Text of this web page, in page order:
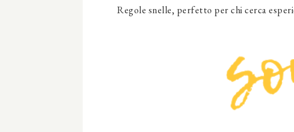
Regole snelle, perfetto per chi cerca